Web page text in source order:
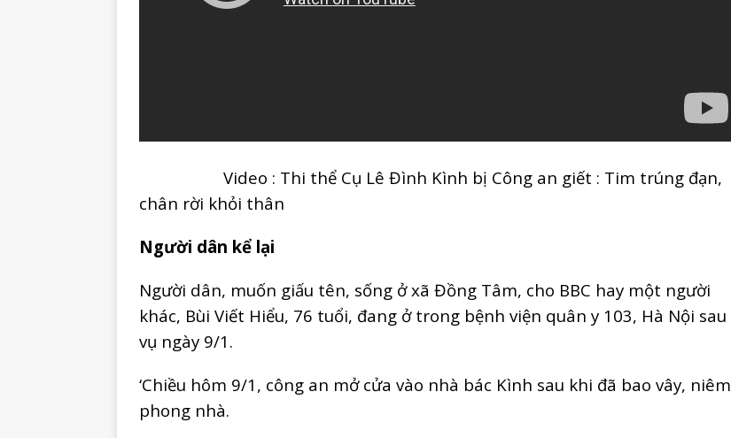
Video : Thi thể Cụ Lê Đình Kình bị Công an giết : Tim trúng đạn,
chân rời khỏi thân
Người dân kể lại
Người dân, muốn giấu tên, sống ở xã Đồng Tâm, cho BBC hay một người
khác, Bùi Viết Hiểu, 76 tuổi, đang ở trong bệnh viện quân y 103, Hà Nội sau
vụ ngày 9/1.
‘Chiều hôm 9/1, công an mở cửa vào nhà bác Kình sau khi đã bao vây, niêm
phong nhà.